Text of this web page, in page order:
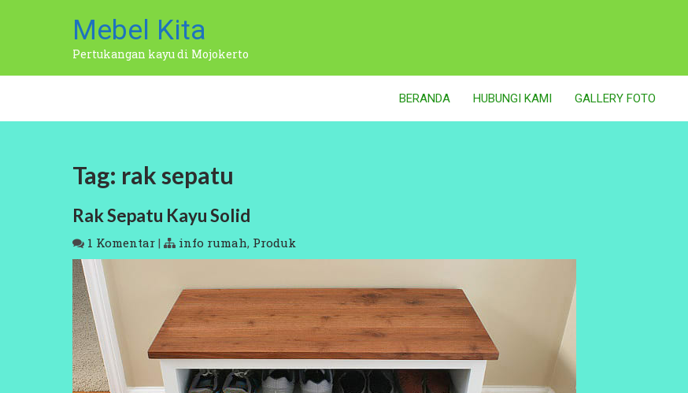
Mebel Kita
Pertukangan kayu di Mojokerto
BERANDA HUBUNGI KAMI GALLERY FOTO
Tag: rak sepatu
Rak Sepatu Kayu Solid
1 Komentar | info rumah, Produk